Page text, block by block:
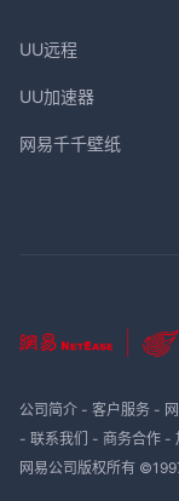
UU远程
UU加速器
网易千千壁纸
公司简介- 客户服务-
- 联系我们 - 商务合作-
网易公司版权所有